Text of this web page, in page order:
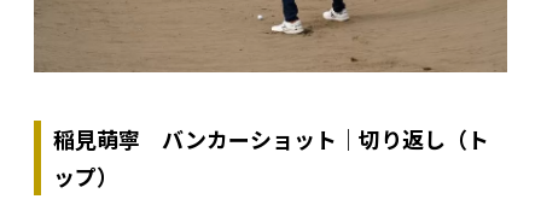
稲見萌寧 バンカーショット｜切り返し（ト
ップ）